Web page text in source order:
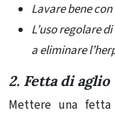
Lavare bene
L’uso regolare
a eliminare
2. Fetta di aglio
Mettere una fetta